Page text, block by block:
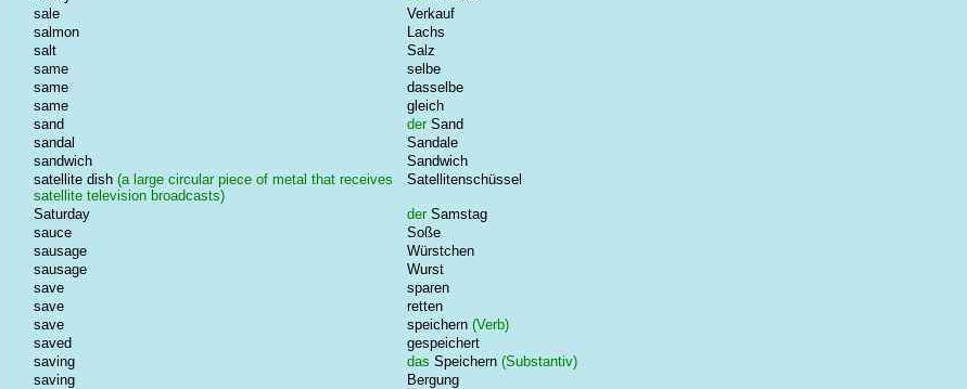
sale
Verkauf
salmon
Lachs
salt
Salz
same
selbe
same
dasselbe
same
gleich
sand
der Sand
sandal
Sandale
sandwich
Sandwich
satellite dish (a large circular piece of metal that receives
satellite television broadcasts)
Satellitenschüssel
Saturday der Samstag
sauce
Soße
sausage
Würstchen
sausage
Wurst
save
sparen
save
retten
save
speichern (Verb)
saved
gespeichert
saving
das Speichern (Substantiv)
saving
Bergung